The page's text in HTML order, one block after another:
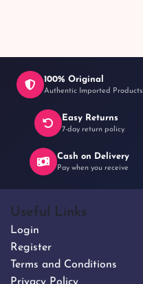
100% Original
Authentic Imported Products
Easy Returns
7-day return policy
Cash on Delivery
Pay when you receive
Useful Links
Login
Register
Terms and Conditions